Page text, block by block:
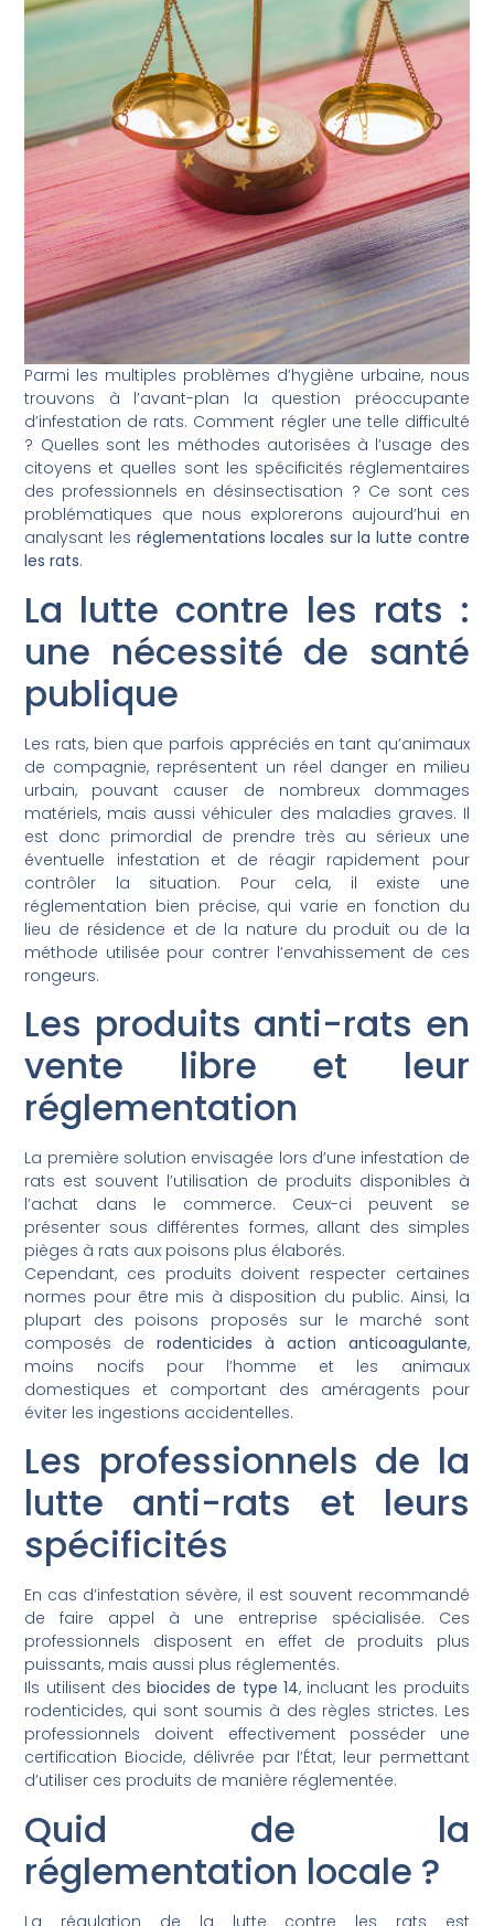
Parmi les multiples problèmes d’hygiène urbaine, nous
trouvons à l’avant-plan la question préoccupante
d’infestation de rats. Comment régler une telle difficulté
? Quelles sont les méthodes autorisées à l’usage des
citoyens et quelles sont les spécificités réglementaires
des professionnels en désinsectisation ? Ce sont ces
problématiques que nous explorerons aujourd’hui en
analysant les réglementations locales sur la lutte contre
les rats.
La lutte contre les rats :
une nécessité de santé
publique
Les rats, bien que parfois appréciés en tant qu’animaux
de compagnie, représentent un réel danger en milieu
urbain, pouvant causer de nombreux dommages
matériels, mais aussi véhiculer des maladies graves. Il
est donc primordial de prendre très au sérieux une
éventuelle infestation et de réagir rapidement pour
contrôler la situation. Pour cela, il existe une
réglementation bien précise, qui varie en fonction du
lieu de résidence et de la nature du produit ou de la
méthode utilisée pour contrer l’envahissement de ces
rongeurs.
Les produits anti-rats en
vente libre et leur
réglementation
La première solution envisagée lors d’une infestation de
rats est souvent l’utilisation de produits disponibles à
l’achat dans le commerce. Ceux-ci peuvent se
présenter sous différentes formes, allant des simples
pièges à rats aux poisons plus élaborés.
Cependant, ces produits doivent respecter certaines
normes pour être mis à disposition du public. Ainsi, la
plupart des poisons proposés sur le marché sont
composés derodenticides à action anticoagulante,
moins nocifs pour l’homme et les animaux
domestiques et comportant des améragents pour
éviter les ingestions accidentelles.
Les professionnels de la
lutte anti-rats et leurs
spécificités
En cas d’infestation sévère, il est souvent recommandé
de faire appel à une entreprise spécialisée. Ces
professionnels disposent en effet de produits plus
puissants, mais aussi plus réglementés.
Ils utilisent desbiocides de type 14, incluant les produits
rodenticides, qui sont soumis à des règles strictes. Les
professionnels doivent effectivement posséder une
certification Biocide, délivrée par l’État, leur permettant
d’utiliser ces produits de manière réglementée.
Quid de la
réglementation locale ?
La régulation de la lutte contre les rats est